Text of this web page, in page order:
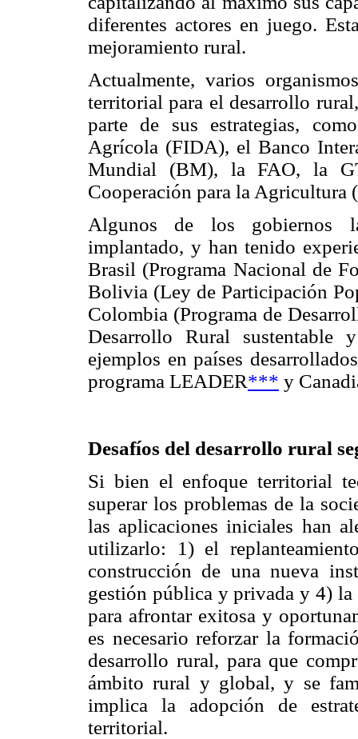
diferentes actores en juego.
mejoramiento rural.
Actualmente, varios
territorial para el desarrollo
parte de sus estrategias,
Agrícola (FIDA), el Banco
Mundial (BM), la FAO, la
Cooperación para la Agricultura
Algunos de los gobiernos
implantado, y han tenido
Brasil (Programa Nacional de
Bolivia (Ley de Participación
Colombia (Programa de
Desarrollo Rural sustentable
ejemplos en países
programa LEADER*** y
Desafíos del desarrollo rural
Si bien el enfoque territorial
superar los problemas de la
las aplicaciones iniciales han
utilizarlo: 1) el
construcción de una nueva
gestión pública y privada y 4) la
para afrontar exitosa y
es necesario reforzar la
desarrollo rural, para que
ámbito rural y global, y se
implica la adopción de
territorial.